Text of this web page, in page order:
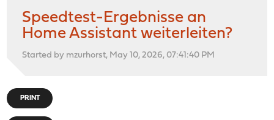
Speedtest-Ergebnisse an
Home Assistant weiterleiten?
Started by mzurhorst, May 10, 2026, 07:41:40 PM
PRINT